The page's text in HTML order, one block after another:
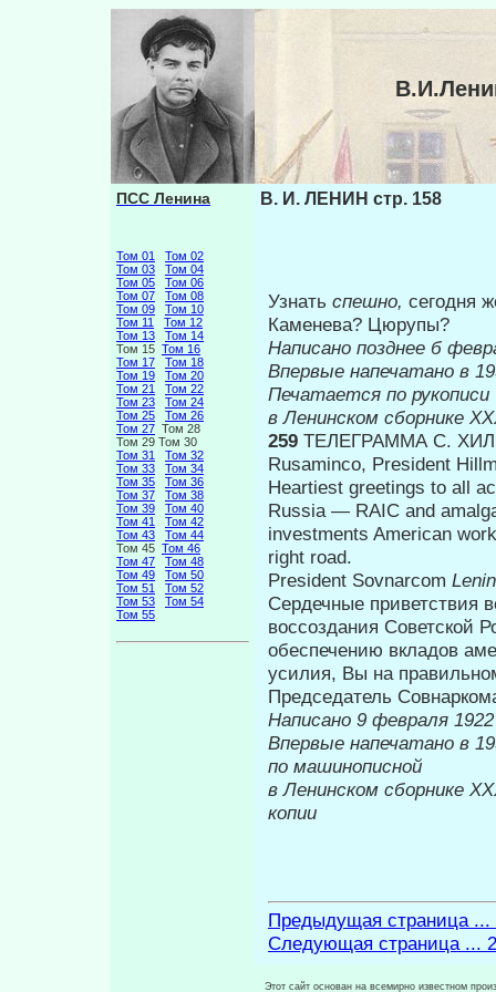
ПСС Ленина
Том 01
Том 02
Том 03
Том 04
Том 05
Том 06
Том 07
Том 08
Том 09
Том 10
Том 11
Том 12
Том 13
Том 14
Том 15 Том 16
Том 17
Том 18
Том 19
Том 20
Том 21
Том 22
Том 23
Том 24
Том 25
Том 26
Том 27 Том 28
Том 29 Том 30
Том 31
Том 32
Том 33
Том 34
Том 35
Том 36
Том 37
Том 38
Том 39
Том 40
Том 41
Том 42
Том 43
Том 44
Том 45 Том 46
Том 47
Том 48
Том 49
Том 50
Том 51
Том 52
Том 53
Том 54
Том 55
В. И. ЛЕНИН стр. 158
Узнать спешно, сегодня
Каменева? Цюрупы?
Написано позднее б
Впервые
Печатается по рукописи
в Ленинском сборнике
259 ТЕЛЕГРАММА С.
Rusaminco, President
Heartiest greetings to all
Russia — RAIC and
investments American
right road.
President Sovnarcom
Сердечные приветствия
воссоздания
обеспечению вкла­дов
усилия, Вы на
Председатель
Написано 9 февраля
Впервые
по машинописной
в Ленинском сборнике
копии
Предыдущая страница ...
Следующая страница ... 2
Этот сайт основан на всемирно известном